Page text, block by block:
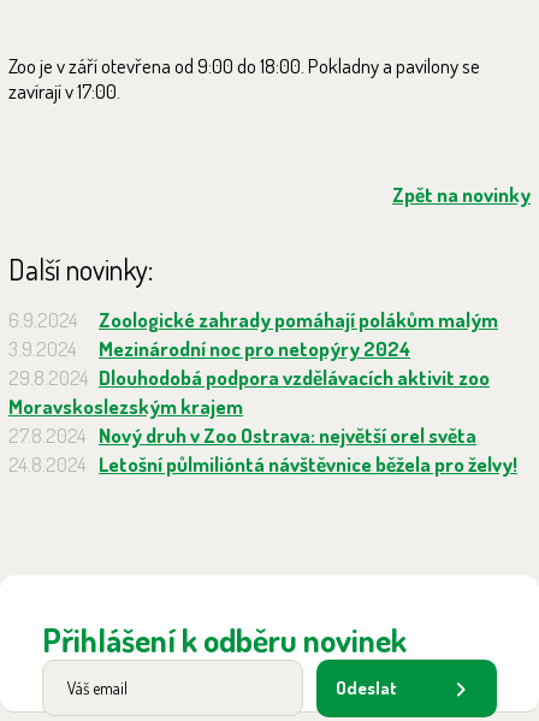
Zoo je v září otevřena od 9:00 do 18:00. Pokladny a pavilony se
zavírají v 17:00.
Zpět na novinky
Další novinky:
6.9.2024
Zoologické zahrady pomáhají polákům malým
3.9.2024
Mezinárodní noc pro netopýry 2024
29.8.2024 Dlouhodobá podpora vzdělávacích aktivit zoo
Moravskoslezským krajem
27.8.2024 Nový druh v Zoo Ostrava: největší orel světa
24.8.2024 Letošní půlmilióntá návštěvnice běžela pro želvy!
Přihlášení k odběru novinek
Odeslat